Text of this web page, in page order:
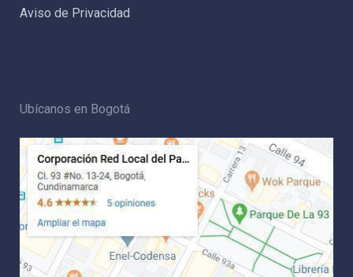
Aviso de Privacidad
Ubícanos en Bogotá